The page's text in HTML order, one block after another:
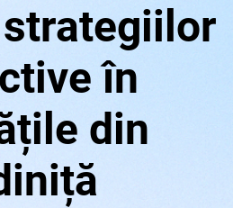
în
din